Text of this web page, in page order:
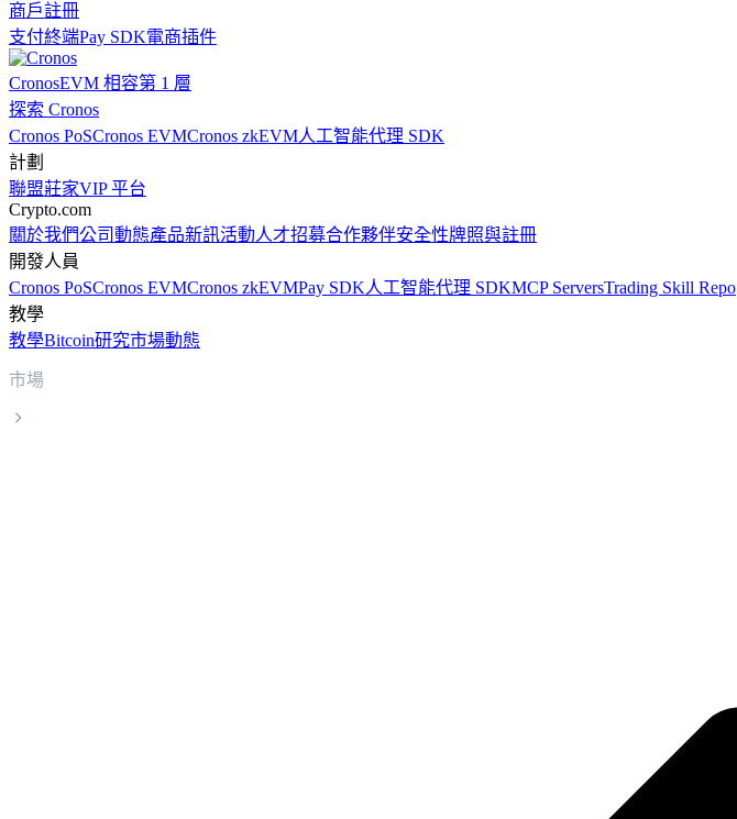
商戶註冊
支付終端Pay SDK電商插件
CronosEVM 相容第 1 層
探索 Cronos
Cronos PoSCronos EVMCronos zkEVM人工智能代理 SDK
計劃
聯盟莊家VIP 平台
Crypto.com
關於我們公司動態產品新訊活動人才招募合作夥伴安全性牌照與註冊
開發人員
Cronos PoSCronos EVMCronos zkEVMPay SDK人工智能代理 SDKMCP ServersTrading Skill Repo
教學
教學Bitcoin研究市場動態
市場